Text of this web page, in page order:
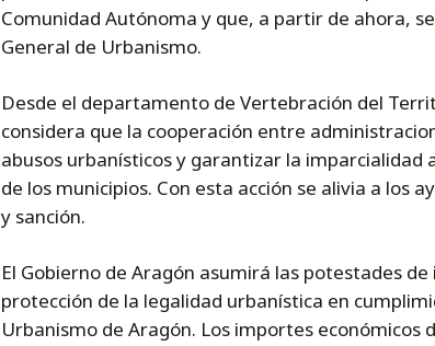
Comunidad Autónoma y que, a partir de ahora,
General de Urbanismo.
Desde el departamento de Vertebración del
considera que la cooperación entre
abusos urbanísticos y garantizar la
de los municipios. Con esta acción se alivia a los
y sanción.
El Gobierno de Aragón asumirá las potestades
protección de la legalidad urbanística en
Urbanismo de Aragón. Los importes económicos